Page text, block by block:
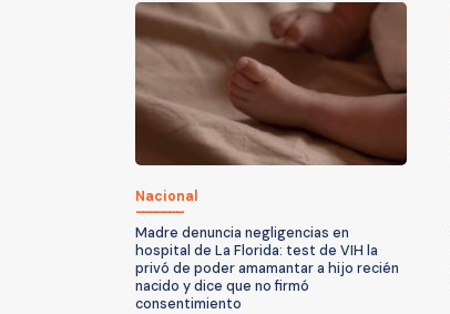
Nacional
Madre denuncia negligencias en
hospital de La Florida: test de VIH la
privó de poder amamantar a hijo recién
nacido y dice que no firmó
consentimiento